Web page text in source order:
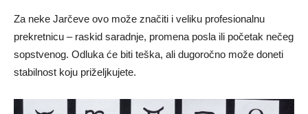
Za neke Jarčeve ovo može značiti i veliku profesionalnu
prekretnicu – raskid saradnje, promena posla ili početak nečeg
sopstvenog. Odluka će biti teška, ali dugoročno može doneti
stabilnost koju priželjkujete.